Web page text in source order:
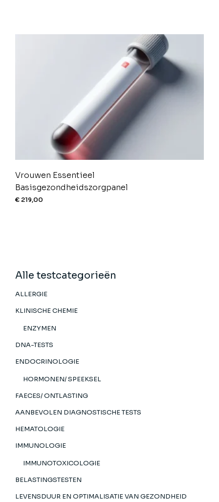
Vrouwen Essentieel
Basisgezondheidszorgpanel
€ 219,00
Alle testcategorieën
ALLERGIE
KLINISCHE CHEMIE
ENZYMEN
DNA-TESTS
ENDOCRINOLOGIE
HORMONEN/ SPEEKSEL
FAECES/ ONTLASTING
AANBEVOLEN DIAGNOSTISCHE TESTS
HEMATOLOGIE
IMMUNOLOGIE
IMMUNOTOXICOLOGIE
BELASTINGSTESTEN
LEVENSDUUR EN OPTIMALISATIE VAN GEZONDHEID